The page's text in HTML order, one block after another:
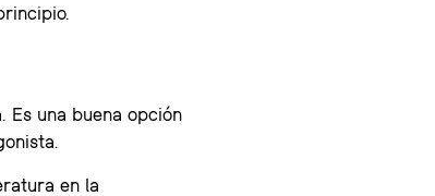
Es una buena opción
en la